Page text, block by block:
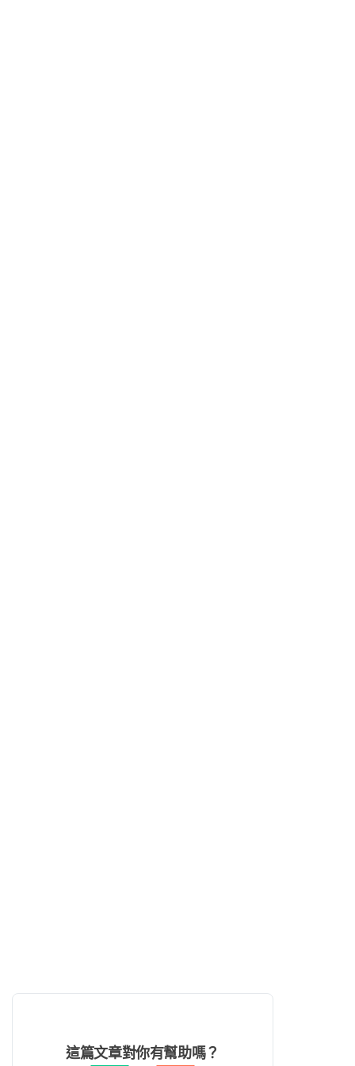
這篇文章對你有幫助嗎？